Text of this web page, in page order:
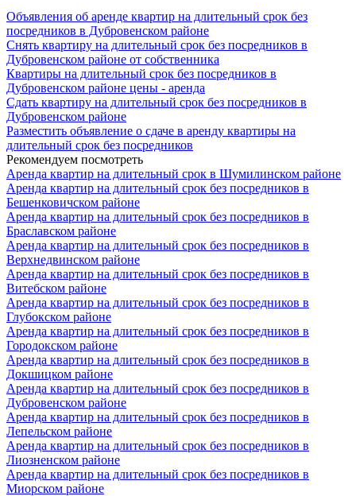
Объявления об аренде квартир на длительный срок без
посредников в Дубровенском районе
Снять квартиру на длительный срок без посредников в
Дубровенском районе от собственника
Квартиры на длительный срок без посредников в
Дубровенском районе цены - аренда
Сдать квартиру на длительный срок без посредников в
Дубровенском районе
Разместить объявление о сдаче в аренду квартиры на
длительный срок без посредников
Рекомендуем посмотреть
Аренда квартир на длительный срок в Шумилинском районе
Аренда квартир на длительный срок без посредников в
Бешенковичском районе
Аренда квартир на длительный срок без посредников в
Браславском районе
Аренда квартир на длительный срок без посредников в
Верхнедвинском районе
Аренда квартир на длительный срок без посредников в
Витебском районе
Аренда квартир на длительный срок без посредников в
Глубокском районе
Аренда квартир на длительный срок без посредников в
Городокском районе
Аренда квартир на длительный срок без посредников в
Докшицком районе
Аренда квартир на длительный срок без посредников в
Дубровенском районе
Аренда квартир на длительный срок без посредников в
Лепельском районе
Аренда квартир на длительный срок без посредников в
Лиозненском районе
Аренда квартир на длительный срок без посредников в
Миорском районе